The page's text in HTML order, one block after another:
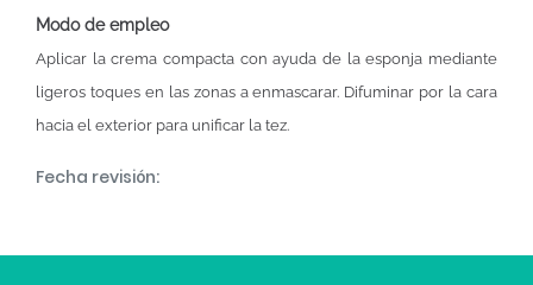
Modo de empleo
Aplicar la crema compacta con ayuda de la esponja mediante
ligeros toques en las zonas a enmascarar. Difuminar por la cara
hacia el exterior para unificar la tez.
Fecha revisión: